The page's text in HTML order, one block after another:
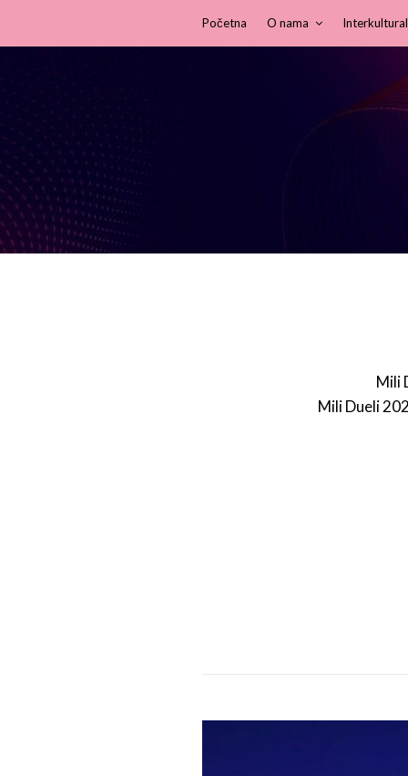
Početna O nama
Mili
Mili Dueli